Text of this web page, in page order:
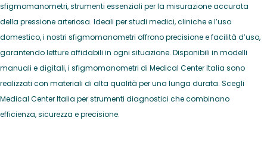
sfigmomanometri, strumenti essenziali per la misurazione accurata
della pressione arteriosa. Ideali per studi medici, cliniche e l’uso
domestico, i nostri sfigmomanometri offrono precisione e facilità d’uso,
garantendo letture affidabili in ogni situazione. Disponibili in modelli
manuali e digitali, i sfigmomanometri di Medical Center Italia sono
realizzati con materiali di alta qualità per una lunga durata. Scegli
Medical Center Italia per strumenti diagnostici che combinano
efficienza, sicurezza e precisione.